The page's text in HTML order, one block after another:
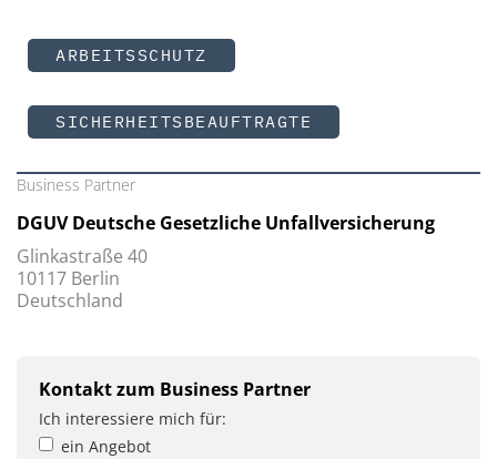
ARBEITSSCHUTZ
SICHERHEITSBEAUFTRAGTE
Business Partner
DGUV Deutsche Gesetzliche Unfallversicherung
Glinkastraße 40
10117 Berlin
Deutschland
Kontakt zum Business Partner
Ich interessiere mich für:
ein Angebot